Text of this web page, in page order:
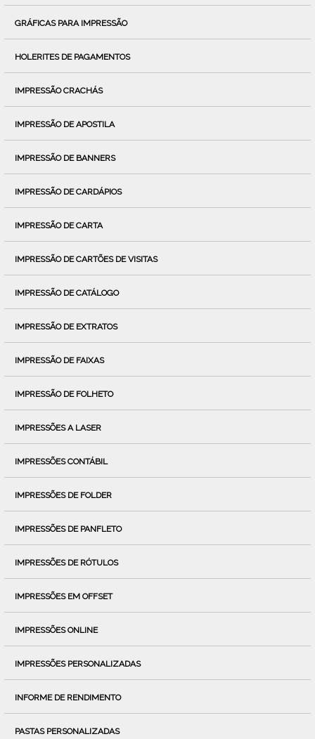
GRÁFICAS PARA IMPRESSÃO
HOLERITES DE PAGAMENTOS
IMPRESSÃO CRACHÁS
IMPRESSÃO DE APOSTILA
IMPRESSÃO DE BANNERS
IMPRESSÃO DE CARDÁPIOS
IMPRESSÃO DE CARTA
IMPRESSÃO DE CARTÕES DE VISITAS
IMPRESSÃO DE CATÁLOGO
IMPRESSÃO DE EXTRATOS
IMPRESSÃO DE FAIXAS
IMPRESSÃO DE FOLHETO
IMPRESSÕES A LASER
IMPRESSÕES CONTÁBIL
IMPRESSÕES DE FOLDER
IMPRESSÕES DE PANFLETO
IMPRESSÕES DE RÓTULOS
IMPRESSÕES EM OFFSET
IMPRESSÕES ONLINE
IMPRESSÕES PERSONALIZADAS
INFORME DE RENDIMENTO
PASTAS PERSONALIZADAS